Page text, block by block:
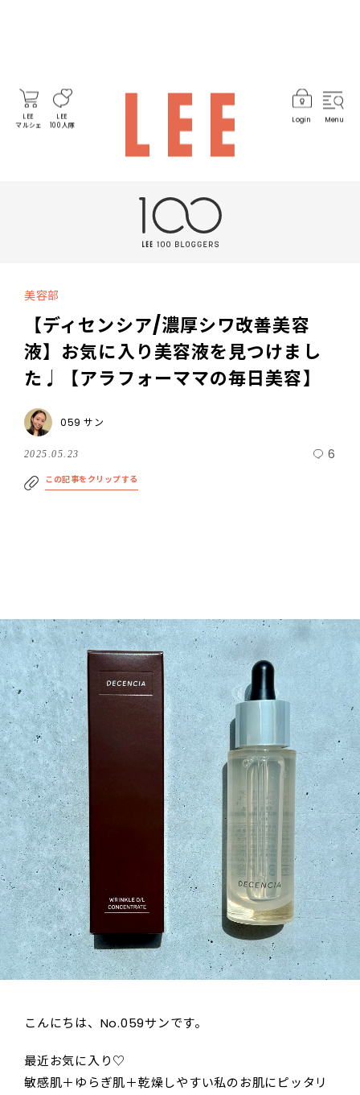
LEE
マルシェ
LEE
100人隊
Login Menu
美容部
【ディセンシア/濃厚シワ改善美容
液】お気に入り美容液を見つけまし
た♩【アラフォーママの毎日美容】
059 サン
2025.05.23 6
この記事をクリップする
こんにちは、No.059サンです。
最近お気に入り♡
敏感肌＋ゆらぎ肌＋乾燥しやすい私のお肌にピッタリ